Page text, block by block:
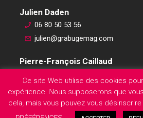
Julien Daden
06 80 50 53 56
julien@grabugemag.com
Pierre-François Caillaud
pierre-francois@grabugemag.com
Mentions légales
Ce site Web utilise des cookies
expérience. Nous supposerons que
cela, mais vous pouvez vous